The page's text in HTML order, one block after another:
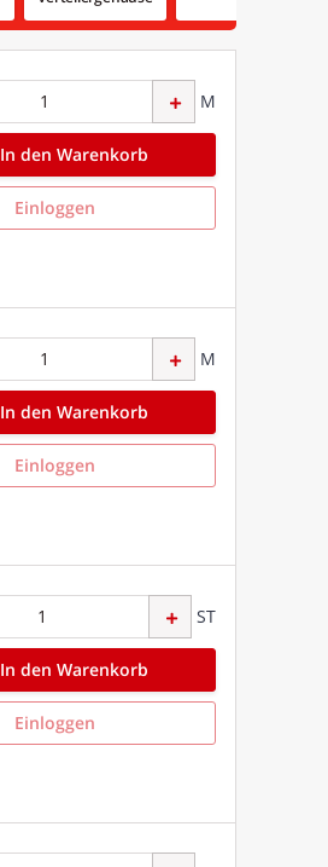
M
In den Warenkorb
Einloggen
M
In den Warenkorb
Einloggen
ST
In den Warenkorb
Einloggen